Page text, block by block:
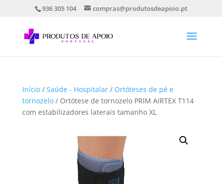
936 305 104 compras@produtosdeapoio.pt
Início/ Saúde - Hospitalar/ Ortóteses de pé e
tornozelo/ Ortótese de tornozelo PRIM AIRTEX T114
com estabilizadores laterais tamanho XL